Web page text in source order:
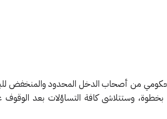
الحكومي من أصحاب الدخل المحدود والمنخفض
وستتلاشى كافة التساؤلات بعد الوقوف